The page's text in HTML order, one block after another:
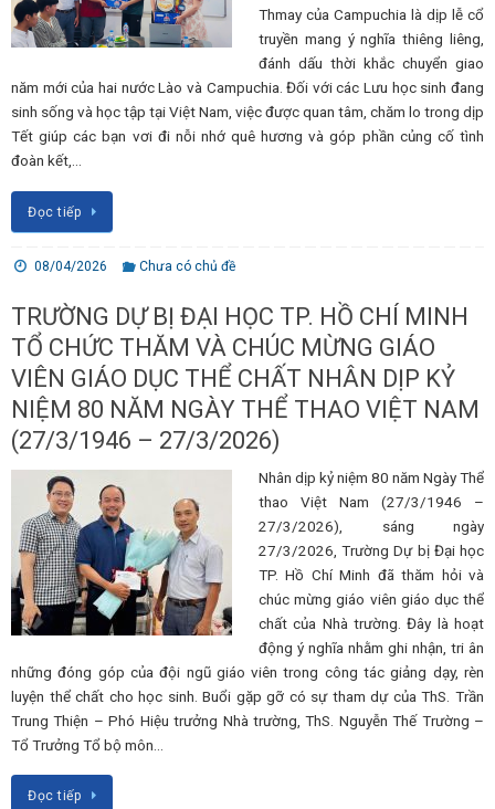
Thmay của Campuchia là dịp lễ cổ
truyền mang ý nghĩa thiêng liêng,
đánh dấu thời khắc chuyển giao
năm mới của hai nước Lào và Campuchia. Đối với các Lưu học sinh đang
sinh sống và học tập tại Việt Nam, việc được quan tâm, chăm lo trong dịp
Tết giúp các bạn vơi đi nỗi nhớ quê hương và góp phần củng cố tình
đoàn kết,…
Đọc tiếp
08/04/2026 Chưa có chủ đề
TRƯỜNG DỰ BỊ ĐẠI HỌC TP. HỒ CHÍ MINH
TỔ CHỨC THĂM VÀ CHÚC MỪNG GIÁO
VIÊN GIÁO DỤC THỂ CHẤT NHÂN DỊP KỶ
NIỆM 80 NĂM NGÀY THỂ THAO VIỆT NAM
(27/3/1946 – 27/3/2026)
Nhân dịp kỷ niệm 80 năm Ngày Thể
thao Việt Nam (27/3/1946 –
27/3/2026), sáng ngày
27/3/2026, Trường Dự bị Đại học
TP. Hồ Chí Minh đã thăm hỏi và
chúc mừng giáo viên giáo dục thể
chất của Nhà trường. Đây là hoạt
động ý nghĩa nhằm ghi nhận, tri ân
những đóng góp của đội ngũ giáo viên trong công tác giảng dạy, rèn
luyện thể chất cho học sinh. Buổi gặp gỡ có sự tham dự của ThS. Trần
Trung Thiện – Phó Hiệu trưởng Nhà trường, ThS. Nguyễn Thế Trường –
Tổ Trưởng Tổ bộ môn…
Đọc tiếp